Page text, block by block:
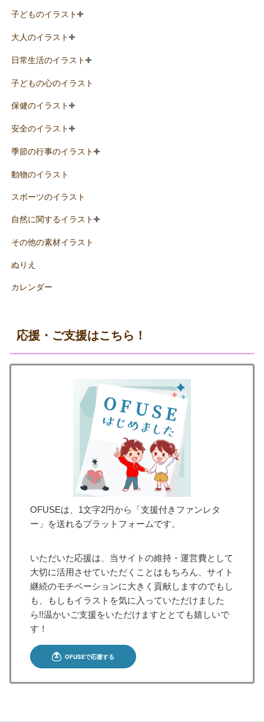
子どものイラスト
大人のイラスト
日常生活のイラスト
子どもの心のイラスト
保健のイラスト
安全のイラスト
季節の行事のイラスト
動物のイラスト
スポーツのイラスト
自然に関するイラスト
その他の素材イラスト
ぬりえ
カレンダー
応援・ご支援はこちら！
OFUSEは、1文字2円から「支援付きファンレタ
ー」を送れるプラットフォームです。
いただいた応援は、当サイトの維持・運営費として
大切に活用させていただくことはもちろん、サイト
継続のモチベーションに大きく貢献しますのでもし
も、もしもイラストを気に入っていただけました
ら!!温かいご支援をいただけますととても嬉しいで
す！